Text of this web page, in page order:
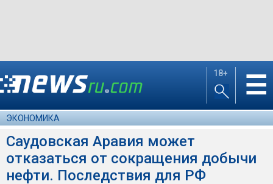
18+ ☰
ЭКОНОМИКА
Саудовская Аравия может
отказаться от сокращения добычи
нефти. Последствия для РФ